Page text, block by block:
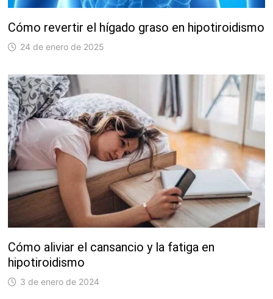
Cómo revertir el hígado graso en hipotiroidismo
24 de enero de 2025
Cómo aliviar el cansancio y la fatiga en
hipotiroidismo
3 de enero de 2024